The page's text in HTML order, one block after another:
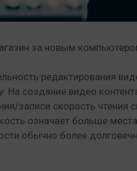
за новым
редактирования
создание видео
записи скорость
означает больше
обычно более